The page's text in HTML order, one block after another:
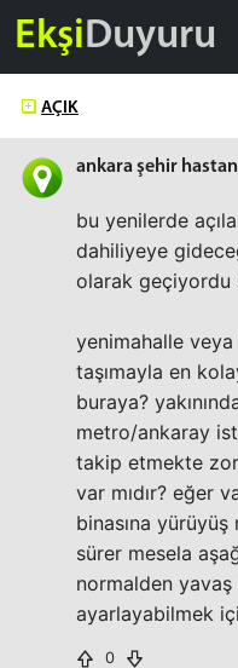
EkşiDuyuru
AÇIK
ankara şehir
bu yenilerde
dahiliyeye
olarak geçiyordu
yenimahalle veya
taşımayla en
buraya?
metro/ankaray
takip etmekte
var mıdır? eğer
binasına
sürer mesela
normalden
ayarlayabilmek
0